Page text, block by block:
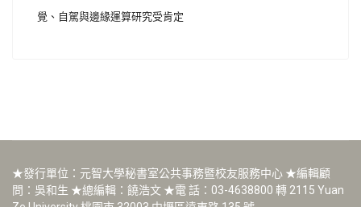
覺、自駕與邊緣運算研究受肯定
★發行單位：元智大學秘書室公共事務暨校友服務中心 ★編輯顧
問：吳和生 ★總編輯：饒浩文 ★電 話：03-4638800 轉 2115 Yuan